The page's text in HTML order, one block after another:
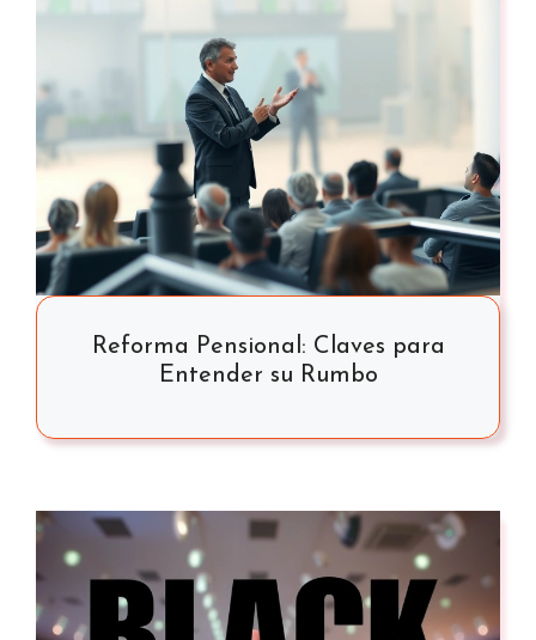
Reforma Pensional: Claves para
Entender su Rumbo